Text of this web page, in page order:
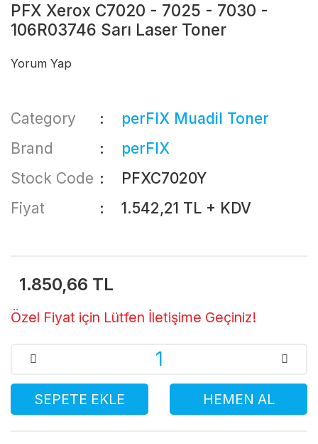
PFX Xerox C7020 - 7025 - 7030 -
106R03746 Sarı Laser Toner
Yorum Yap
Category
perFIX Muadil Toner
Brand
perFIX
Stock Code
PFXC7020Y
Fiyat
1.542,21 TL + KDV
1.850,66 TL
Özel Fiyat için Lütfen İletişime Geçiniz!
SEPETE EKLE HEMEN AL